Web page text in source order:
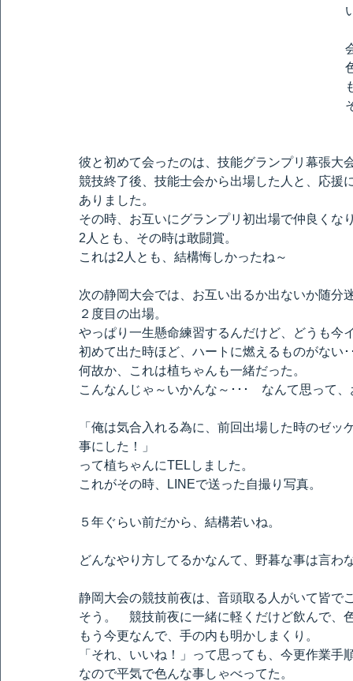
彼と初めて会ったのは、技能グランプリ幕張大
競技終了後、技能士会から出場した人と、応援
ありました。
その時、お互いにグランプリ初出場で仲良くな
2人とも、その時は敢闘賞。
これは2人とも、結構悔しかったね～
次の静岡大会では、お互い出るか出ないか随分
２度目の出場。
やっぱり一生懸命練習するんだけど、どうも今
初めて出た時ほど、ハートに燃えるものがない･
何故か、これは植ちゃんも一緒だった。
こんなんじゃ～いかんな～･･･　なんて思って
「俺は気合入れる為に、前回出場した時のゼッ
事にした！」
って植ちゃんにTELしました。
これがその時、LINEで送った自撮り写真。
５年ぐらい前だから、結構若いね。
どんなやり方してるかなんて、野暮な事は言わ
静岡大会の競技前夜は、音頭取る人がいて皆で
そう。　競技前夜に一緒に軽くだけど飲んで、
もう今更なんで、手の内も明かしまくり。
「それ、いいね！」って思っても、今更作業
なので平気で色んな事しゃべってた。